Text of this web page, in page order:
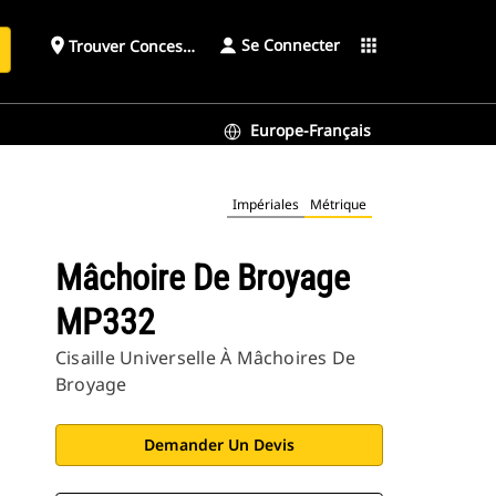
place Trouver ConcessionnaireSe Connecter apps
Europe-Français
Impériales Métrique
Mâchoire De Broyage
MP332
Cisaille Universelle À Mâchoires De
Broyage
Demander Un Devis